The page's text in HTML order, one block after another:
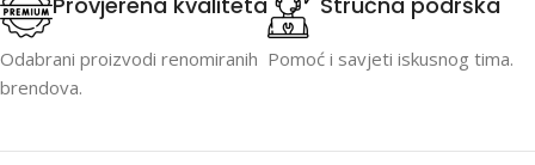
Odabrani proizvodi renomiranih
brendova.
Pomoć i savjeti iskusnog tima.